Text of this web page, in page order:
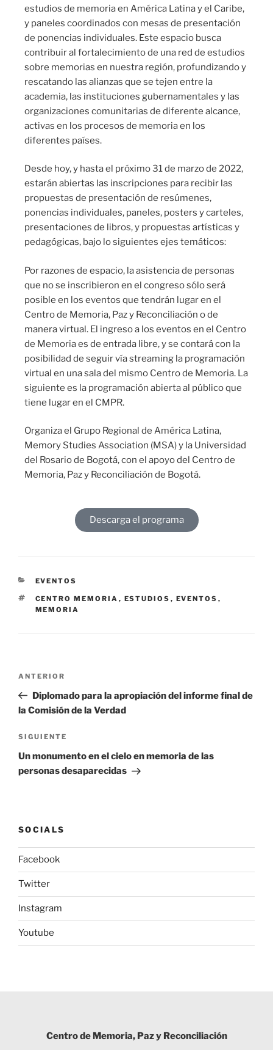
estudios de memoria en América Latina y el Caribe,
y paneles coordinados con mesas de presentación
de ponencias individuales. Este espacio busca
contribuir al fortalecimiento de una red de estudios
sobre memorias en nuestra región, profundizando y
rescatando las alianzas que se tejen entre la
academia, las instituciones gubernamentales y las
organizaciones comunitarias de diferente alcance,
activas en los procesos de memoria en los
diferentes países.
Desde hoy, y hasta el próximo 31 de marzo de 2022,
estarán abiertas las inscripciones para recibir las
propuestas de presentación de resúmenes,
ponencias individuales, paneles, posters y carteles,
presentaciones de libros, y propuestas artísticas y
pedagógicas, bajo lo siguientes ejes temáticos:
Por razones de espacio, la asistencia de personas
que no se inscribieron en el congreso sólo será
posible en los eventos que tendrán lugar en el
Centro de Memoria, Paz y Reconciliación o de
manera virtual. El ingreso a los eventos en el Centro
de Memoria es de entrada libre, y se contará con la
posibilidad de seguir vía streaming la programación
virtual en una sala del mismo Centro de Memoria. La
siguiente es la programación abierta al público que
tiene lugar en el CMPR.
Organiza el Grupo Regional de América Latina,
Memory Studies Association (MSA) y la Universidad
del Rosario de Bogotá, con el apoyo del Centro de
Memoria, Paz y Reconciliación de Bogotá.
Descarga el programa
EVENTOS
CENTRO MEMORIA , ESTUDIOS , EVENTOS ,
MEMORIA
ANTERIOR
Diplomado para la apropiación del informe final de
la Comisión de la Verdad
SIGUIENTE
Un monumento en el cielo en memoria de las
personas desaparecidas
SOCIALS
Facebook
Twitter
Instagram
Youtube
Centro de Memoria, Paz y Reconciliación